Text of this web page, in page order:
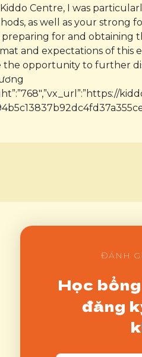
Centre, I was
as well as your strong
for and obtaining
and expectations of this
the opportunity to further
ĐÁNH
Học
đăng